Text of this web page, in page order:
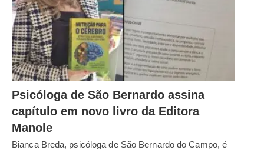
Psicóloga de São Bernardo assina
capítulo em novo livro da Editora
Manole
Bianca Breda, psicóloga de São Bernardo do Campo, é